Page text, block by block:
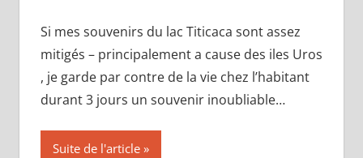
Si mes souvenirs du lac Titicaca sont assez
mitigés – principalement a cause des iles Uros
, je garde par contre de la vie chez l’habitant
durant 3 jours un souvenir inoubliable…
Suite de l'article